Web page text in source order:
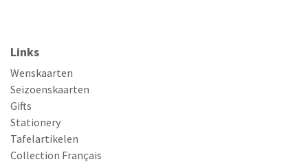
Links
Wenskaarten
Seizoenskaarten
Gifts
Stationery
Tafelartikelen
Collection Français